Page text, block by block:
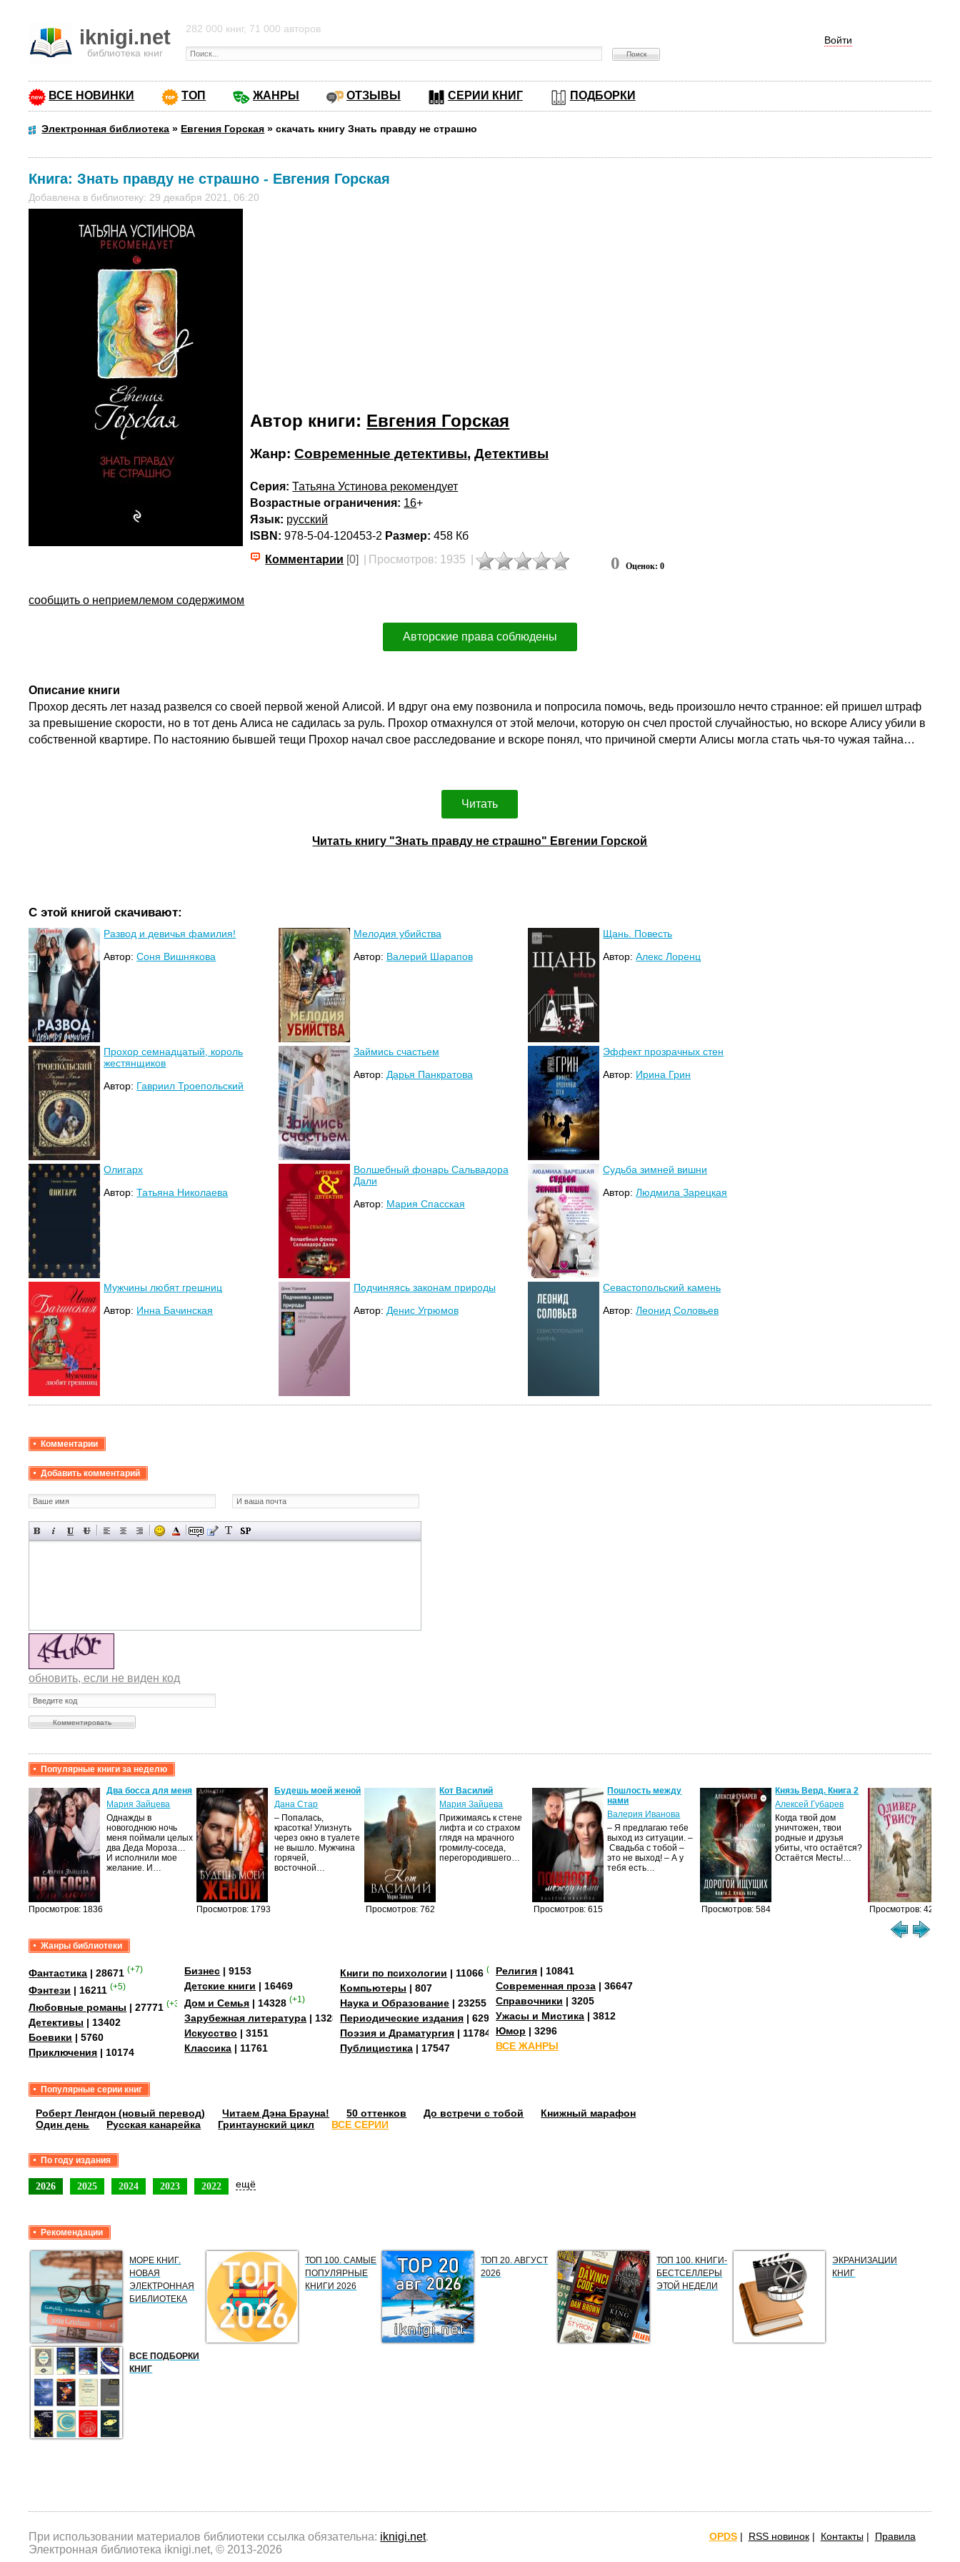
iknigi.net
библиотека книг
Войти
282 000 книг, 71 000 авторов
ВСЕ НОВИНКИ ТОП ЖАНРЫ ОТЗЫВЫ СЕРИИ КНИГ ПОДБОРКИ
Электронная библиотека » Евгения Горская »скачать книгу Знать правду не страшно
Книга:Знать правду не страшно - Евгения Горская
Добавлена в библиотеку: 29 декабря 2021, 06:20
Автор книги: Евгения Горская
Жанр:Современные детективы,Детективы
Серия: Татьяна Устинова рекомендует
Возрастные ограничения: 16+
Язык: русский
ISBN: 978-5-04-120453-2 Размер: 458 Кб
Комментарии [0] Просмотров: 1935 0 Оценок: 0
сообщить о неприемлемом содержимом
Авторские права соблюдены
Описание книги
Прохор десять лет назад развелся со своей первой женой Алисой. И вдруг она ему позвонила и попросила помочь, ведь произошло нечто странное: ей пришел штраф
за превышение скорости, но в тот день Алиса не садилась за руль. Прохор отмахнулся от этой мелочи, которую он счел простой случайностью, но вскоре Алису убили в
собственной квартире. По настоянию бывшей тещи Прохор начал свое расследование и вскоре понял, что причиной смерти Алисы могла стать чья-то чужая тайна…
Читать
Читать книгу "Знать правду не страшно" Евгении Горской
С этой книгой скачивают:
Развод и девичья фамилия!
Автор:Соня Вишнякова
Мелодия убийства
Автор: Валерий Шарапов
Щань. Повесть
Автор:Алекс Лоренц
Прохор семнадцатый, король
жестянщиков
Автор: Гавриил Троепольский
Займись счастьем
Автор: Дарья Панкратова
Эффект прозрачных стен
Автор: Ирина Грин
Олигарх
Автор:Татьяна Николаева
Волшебный фонарь Сальвадора
Дали
Автор: Мария Спасская
Судьба зимней вишни
Автор:Людмила Зарецкая
Мужчины любят грешниц
Автор: Инна Бачинская
Подчиняясь законам природы
Автор: Денис Угрюмов
Севастопольский камень
Автор:Леонид Соловьев
Комментарии
Добавить комментарий
обновить, если не виден код
Популярные книги за неделю
Просмотров: 1836
Два босса для меня
Мария Зайцева
Однажды в
новогоднюю ночь
меня поймали целых
два Деда Мороза…
И исполнили мое
желание. И…
Просмотров: 1793
Будешь моей женой
Дана Стар
– Попалась,
красотка! Улизнуть
через окно в туалете
не вышло. Мужчина
горячей,
восточной…
Просмотров: 762
Кот Василий
Мария Зайцева
Прижимаясь к стене
лифта и со страхом
глядя на мрачного
громилу-соседа,
перегородившего…
Просмотров: 615
Пошлость между
нами
Валерия Иванова
– Я предлагаю тебе
выход из ситуации. –
Свадьба с тобой –
это не выход! – А у
тебя есть…
Просмотров: 584
Князь Верд. Книга 2
Алексей Губарев
Когда твой дом
уничтожен, твои
родные и друзья
убиты, что остаётся?
Остаётся Месть!…
Просмотров: 421
Жанры библиотеки
Фантастика | 28671 (+7)
Фэнтези | 16211 (+5)
Любовные романы | 27771 (+35)
Детективы | 13402
Боевики | 5760
Приключения | 10174
Бизнес | 9153
Детские книги | 16469
Дом и Семья | 14328 (+1)
Зарубежная литература | 13288
Искусство | 3151
Классика | 11761
Книги по психологии | 11066 (+3)
Компьютеры | 807
Наука и Образование | 23255
Периодические издания | 629
Поэзия и Драматургия | 11784
Публицистика | 17547
Религия | 10841
Современная проза | 36647
Справочники | 3205
Ужасы и Мистика | 3812
Юмор | 3296
ВСЕ ЖАНРЫ
Популярные серии книг
Роберт Ленгдон (новый перевод) Читаем Дэна Брауна! 50 оттенков До встречи с тобой
Книжный марафон
Один день
Русская канарейка Гринтаунский цикл ВСЕ СЕРИИ
По году издания
2026 2025 2024 2023 2022 ещё
Рекомендации
МОРЕ КНИГ.
НОВАЯ
ЭЛЕКТРОННАЯ
БИБЛИОТЕКА
ТОП 100. САМЫЕ
ПОПУЛЯРНЫЕ
КНИГИ 2026
ТОП 20. АВГУСТ
2026
ТОП 100. КНИГИ-
БЕСТСЕЛЛЕРЫ
ЭТОЙ НЕДЕЛИ
ЭКРАНИЗАЦИИ
КНИГ
ВСЕ ПОДБОРКИ
КНИГ
При использовании материалов библиотеки ссылка обязательна: iknigi.net.
Электронная библиотека iknigi.net, © 2013-2026
OPDS| RSS новинок| Контакты| Правила